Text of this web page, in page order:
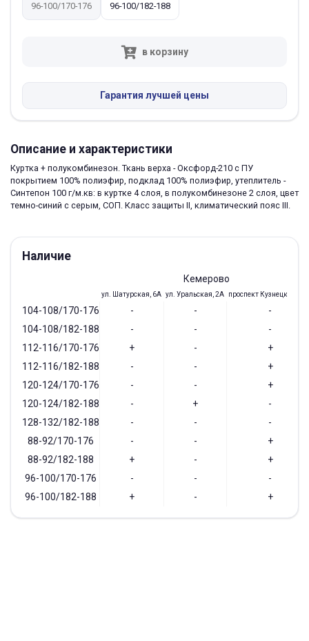
96-100/170-176 96-100/182-188
в корзину
Гарантия лучшей цены
Описание и характеристики
Куртка + полукомбинезон. Ткань верха - Оксфорд-210 с ПУ
покрытием 100% полиэфир, подклад 100% полиэфир, утеплитель -
Синтепон 100 г/м.кв: в куртке 4 слоя, в полукомбинезоне 2 слоя, цвет
темно-синий с серым, СОП. Класс защиты II, климатический пояс III.
Наличие
Кемерово
ул. Шатурская, 6А ул. Уральская, 2А проспект Кузнецкий,
104-108/170-176 - -
-
104-108/182-188
- -
-
112-116/170-176
+ -
+
112-116/182-188
- -
+
120-124/170-176
- -
+
120-124/182-188
- +
-
128-132/182-188
- -
-
88-92/170-176
- -
+
88-92/182-188
+ -
+
96-100/170-176
- -
-
96-100/182-188
+ - +